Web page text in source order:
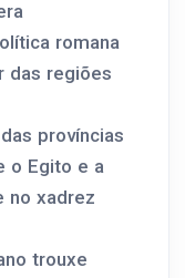
romana
das regiões
províncias
o Egito e a
no xadrez
trouxe